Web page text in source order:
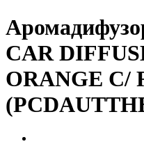
CAR
ORANGE C/